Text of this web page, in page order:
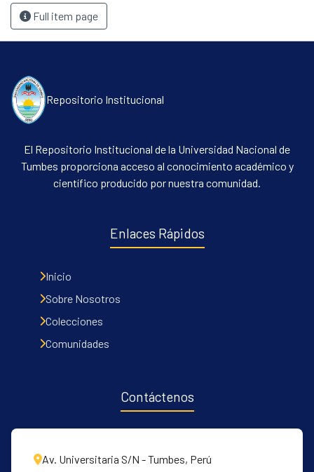
Full item page
Repositorio Institucional
El Repositorio Institucional de la Universidad Nacional de
Tumbes proporciona acceso al conocimiento académico y
científico producido por nuestra comunidad.
Enlaces Rápidos
Inicio
Sobre Nosotros
Colecciones
Comunidades
Contáctenos
Av. Universitaria S/N - Tumbes, Perú